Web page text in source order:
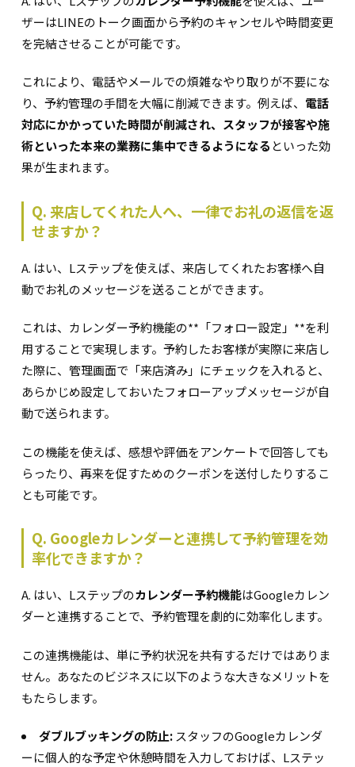
ザーはLINEのトーク画面から予約のキャンセルや時間変更
を完結させることが可能です。
これにより、電話やメールでの煩雑なやり取りが不要にな
り、予約管理の手間を大幅に削減できます。例えば、 電話
対応にかかっていた時間が削減され、スタッフが接客や施
術といった本来の業務に集中できるようになる といった効
果が生まれます。
Q. 来店してくれた人へ、一律でお礼の返信を返
せますか？
A. はい、Lステップを使えば、来店してくれたお客様へ自
動でお礼のメッセージを送ることができます。
これは、カレンダー予約機能の**「フォロー設定」**を利
用することで実現します。予約したお客様が実際に来店し
た際に、管理画面で「来店済み」にチェックを入れると、
あらかじめ設定しておいたフォローアップメッセージが自
動で送られます。
この機能を使えば、感想や評価をアンケートで回答しても
らったり、再来を促すためのクーポンを送付したりするこ
とも可能です。
Q. Googleカレンダーと連携して予約管理を効
率化できますか？
A. はい、Lステップのカレンダー予約機能はGoogleカレン
ダーと連携することで、予約管理を劇的に効率化します。
この連携機能は、単に予約状況を共有するだけではありま
せん。あなたのビジネスに以下のような大きなメリットを
もたらします。
ダブルブッキングの防止:スタッフのGoogleカレンダ
ーに個人的な予定や休憩時間を入力しておけば、Lステッ